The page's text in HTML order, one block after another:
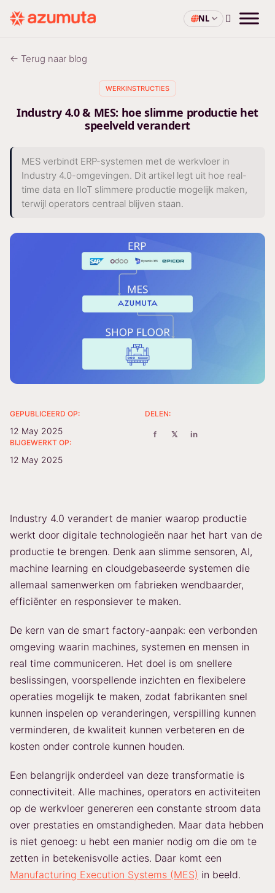
NL
← Terug naar blog
WERKINSTRUCTIES
Industry 4.0 & MES: hoe slimme productie het
speelveld verandert
MES verbindt ERP-systemen met de werkvloer in
Industry 4.0-omgevingen. Dit artikel legt uit hoe real-
time data en IIoT slimmere productie mogelijk maken,
terwijl operators centraal blijven staan.
GEPUBLICEERD OP:
12 May 2025
BIJGEWERKT OP:
12 May 2025
DELEN:
f 𝕏 in
Industry 4.0 verandert de manier waarop productie
werkt door digitale technologieën naar het hart van de
productie te brengen. Denk aan slimme sensoren, AI,
machine learning en cloudgebaseerde systemen die
allemaal samenwerken om fabrieken wendbaarder,
efficiënter en responsiever te maken.
De kern van de smart factory-aanpak: een verbonden
omgeving waarin machines, systemen en mensen in
real time communiceren. Het doel is om snellere
beslissingen, voorspellende inzichten en flexibelere
operaties mogelijk te maken, zodat fabrikanten snel
kunnen inspelen op veranderingen, verspilling kunnen
verminderen, de kwaliteit kunnen verbeteren en de
kosten onder controle kunnen houden.
Een belangrijk onderdeel van deze transformatie is
connectiviteit. Alle machines, operators en activiteiten
op de werkvloer genereren een constante stroom data
over prestaties en omstandigheden. Maar data hebben
is niet genoeg: u hebt een manier nodig om die om te
zetten in betekenisvolle acties. Daar komt een
Manufacturing Execution Systems (MES) in beeld.